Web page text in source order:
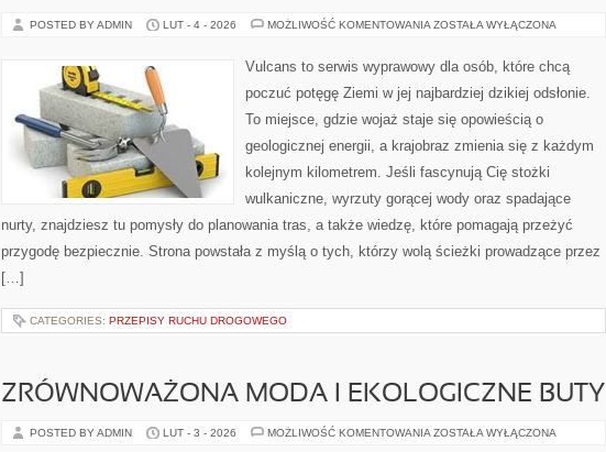
POSTED BY ADMIN LUT - 4 - 2026 MOŻLIWOŚĆ KOMENTOWANIA GÓRY
ZOSTAŁA WYŁĄCZONA
Vulcans to serwis wyprawowy dla osób, które chcą
poczuć potęgę Ziemi w jej najbardziej dzikiej odsłonie.
To miejsce, gdzie wojaż staje się opowieścią o
geologicznej energii, a krajobraz zmienia się z każdym
kolejnym kilometrem. Jeśli fascynują Cię stożki
wulkaniczne, wyrzuty gorącej wody oraz spadające
nurty, znajdziesz tu pomysły do planowania tras, a także wiedzę, które pomagają przeżyć
przygodę bezpiecznie. Strona powstała z myślą o tych, którzy wolą ścieżki prowadzące przez
[…]
CATEGORIES: PRZEPISY RUCHU DROGOWEGO
ZRÓWNOWAŻONA MODA I EKOLOGICZNE BUTY
POSTED BY ADMIN LUT - 3 - 2026 MOŻLIWOŚĆ KOMENTOWANIA ZRÓWNOWAŻONA
ZOSTAŁA WYŁĄCZONA